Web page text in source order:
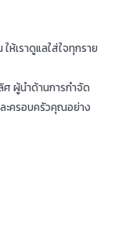
ห้เราดูแลใส่ใจทุกราย
ศ ผู้นำด้านการกำจัด
ะครอบครัวคุณอย่าง